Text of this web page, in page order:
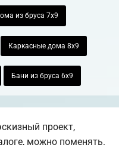
из бруса 7х9
Каркасные дома 8х9
Бани из бруса 6х9
проект,
можно поменять.